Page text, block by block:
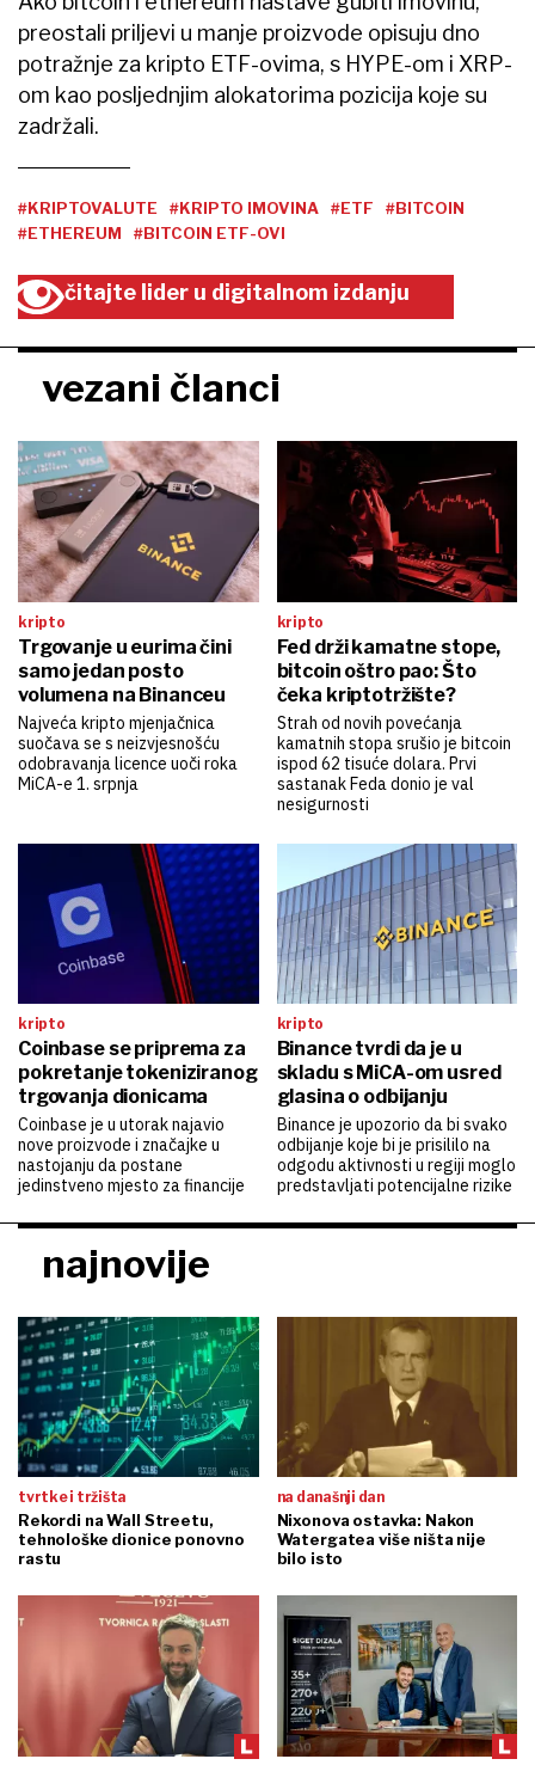
preostali priljevi u manje proizvode opisuju dno
potražnje za kripto ETF-ovima, s HYPE-om i XRP-
om kao posljednjim alokatorima pozicija koje su
zadržali.
#KRIPTOVALUTE #KRIPTO IMOVINA #ETF
#BITCOIN
#ETHEREUM
#BITCOIN ETF-OVI
čitajte lider u digitalnom izdanju
vezani članci
kripto
Trgovanje u eurima čini
samo jedan posto
volumena na Binanceu
Najveća kripto mjenjačnica
suočava se s neizvjesnošću
odobravanja licence uoči roka
MiCA-e 1. srpnja
kripto
Fed drži kamatne stope,
bitcoin oštro pao: Što
čeka kriptotržište?
Strah od novih povećanja
kamatnih stopa srušio je bitcoin
ispod 62 tisuće dolara. Prvi
sastanak Feda donio je val
nesigurnosti
kripto
Coinbase se priprema za
pokretanje tokeniziranog
trgovanja dionicama
Coinbase je u utorak najavio
nove proizvode i značajke u
nastojanju da postane
jedinstveno mjesto za financije
kripto
Binance tvrdi da je u
skladu s MiCA-om usred
glasina o odbijanju
Binance je upozorio da bi svako
odbijanje koje bi je prisililo na
odgodu aktivnosti u regiji moglo
predstavljati potencijalne rizike
najnovije
tvrtke i tržišta
Rekordi na Wall Streetu,
tehnološke dionice ponovno
rastu
na današnji dan
Nixonova ostavka: Nakon
Watergatea više ništa nije
bilo isto